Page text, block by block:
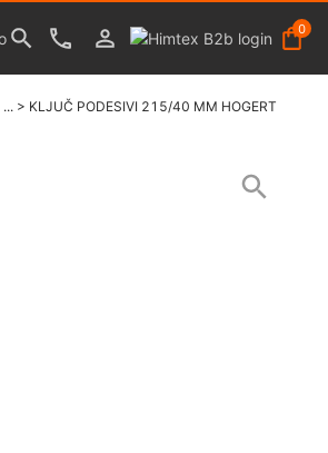
0
... > KLJUČ PODESIVI 215/40 MM HOGERT